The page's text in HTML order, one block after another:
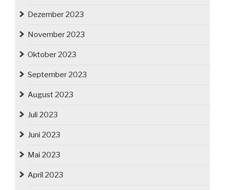
Dezember 2023
November 2023
Oktober 2023
September 2023
August 2023
Juli 2023
Juni 2023
Mai 2023
April 2023